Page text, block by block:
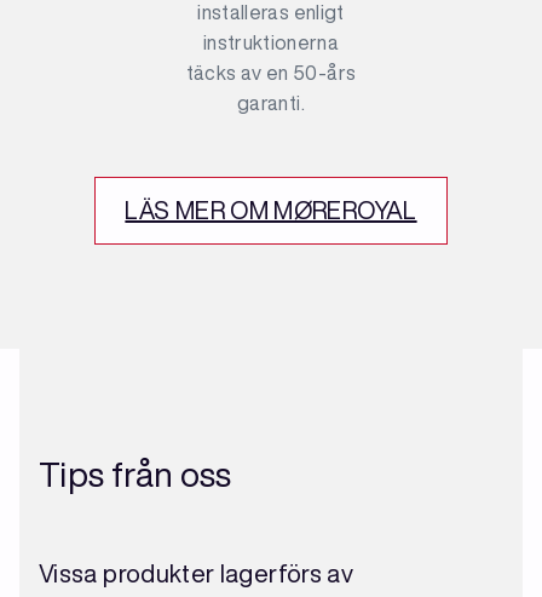
installeras enligt
instruktionerna
täcks av en 50-års
garanti.
LÄS MER OM MØREROYAL
Tips från oss
Vissa produkter lagerförs av